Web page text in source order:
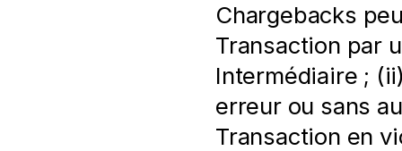
Chargebacks
Transaction par
Intermédiaire ;
erreur ou sans
Transaction en